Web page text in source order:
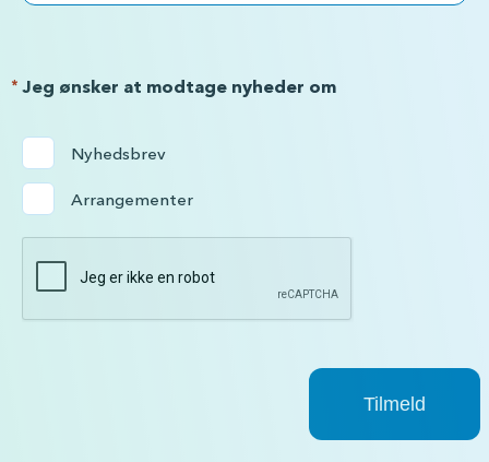
Jeg ønsker at modtage nyheder om
*
Nyhedsbrev
Arrangementer